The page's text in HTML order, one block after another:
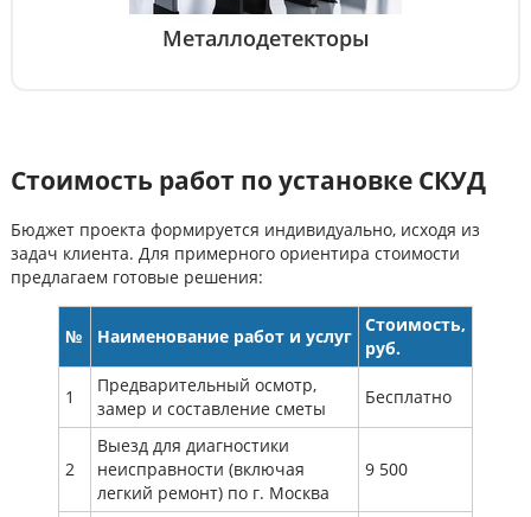
Металлодетекторы
Стоимость работ по установке СКУД
Бюджет проекта формируется индивидуально, исходя из
задач клиента. Для примерного ориентира стоимости
предлагаем готовые решения:
№ Наименование работ и услуг
Стоимость,
руб.
1
Предварительный осмотр,
замер и составление сметы
Бесплатно
2
Выезд для диагностики
неисправности (включая
легкий ремонт) по г. Москва
9 500